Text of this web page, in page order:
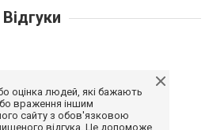
Відгуки
оцінка людей, які бажають
враження іншим
сайту з обов'язковою
відгука. Це допоможе